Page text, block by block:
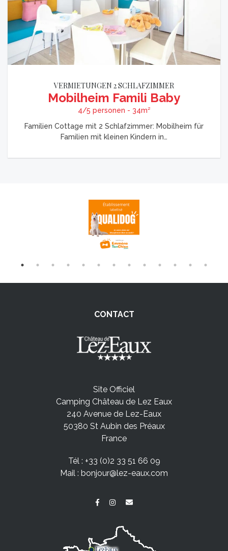
VERMIETUNGEN 2 SCHLAFZIMMER
Mobilheim Famili Baby
4/5 personen - 34m²
Familien Cottage mit 2 Schlafzimmer: Mobilheim für
Familien mit kleinen Kindern in…
CONTACT
Site Officiel
Camping Château de Lez Eaux
240 Avenue de Lez-Eaux
50380 St Aubin des Préaux
France
Tél : +33 (0)2 33 51 66 09
Mail : bonjour@lez-eaux.com